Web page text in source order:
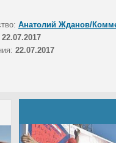
Анатолий Жданов/
22.07.2017
22.07.2017